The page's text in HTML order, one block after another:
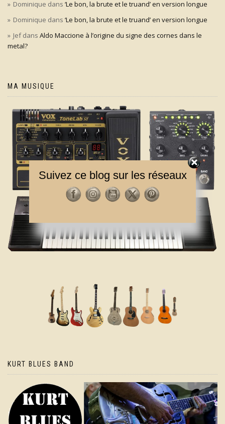
Dominique dans ‘Le bon, la brute et le truand’ en version longue
Dominique dans ‘Le bon, la brute et le truand’ en version longue
Jefdans Aldo Maccione à l’origine du signe des cornes dans le
metal?
MA MUSIQUE
KURT BLUES BAND
Suivez ce blog sur les réseaux